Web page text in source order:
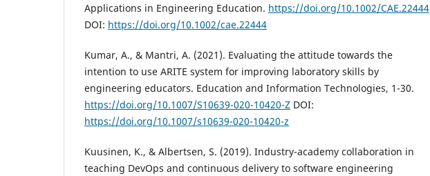
Applications in Engineering Education. https://doi.org/10.1002/CAE.22444
DOI: https://doi.org/10.1002/cae.22444
Kumar, A., & Mantri, A. (2021). Evaluating the attitude towards the
intention to use ARITE system for improving laboratory skills by
engineering educators. Education and Information Technologies, 1-30.
https://doi.org/10.1007/S10639-020-10420-Z DOI:
https://doi.org/10.1007/s10639-020-10420-z
Kuusinen, K., & Albertsen, S. (2019). Industry-academy collaboration in
teaching DevOps and continuous delivery to software engineering